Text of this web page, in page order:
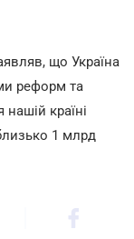
що Україна
реформ та
країні
1 млрд